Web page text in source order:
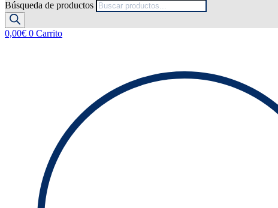
Búsqueda de productos
0,00€ 0 Carrito